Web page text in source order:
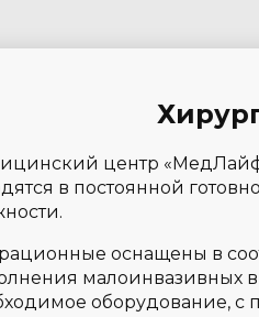
центр «МедЛайф
в постоянной
оснащены в
малоинвазивных
оборудование,